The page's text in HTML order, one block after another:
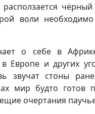
воли
о себе в
Европе и других
звучат стоны
мир будто готов
очертания